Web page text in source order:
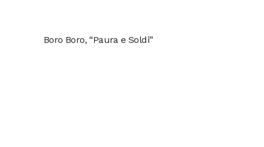
Boro Boro, “Paura e Soldi”